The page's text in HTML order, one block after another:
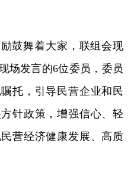
鼓舞着大家，联组会现
场发言的6位委员，委员
托，引导民营企业和民
针政策，增强信心、轻
营经济健康发展、高质